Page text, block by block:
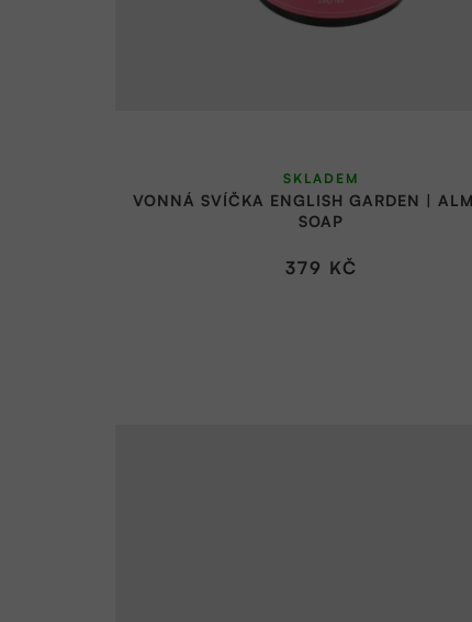
VONNÁ SVÍČKA ENGLISH GARDEN |
SOAP
SKLADEM
379 KČ